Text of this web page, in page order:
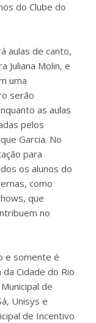
do Clube do
aulas de canto,
Juliana Molin, e
uma
serão
as aulas
pelos
Garcia. No
para
os alunos do
como
que
no
e somente é
Cidade do Rio
de
Unisys e
de Incentivo